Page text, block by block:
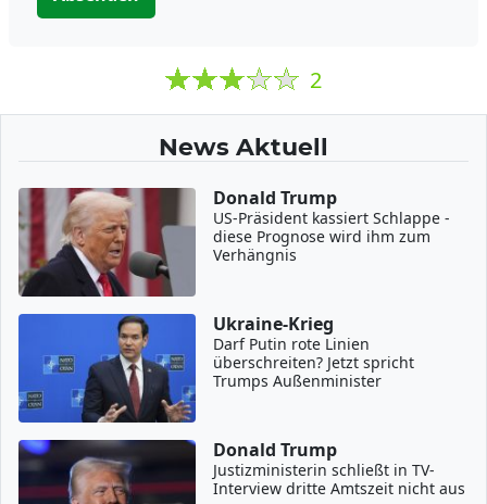
2
News Aktuell
Donald Trump
US-Präsident kassiert Schlappe -
diese Prognose wird ihm zum
Verhängnis
Ukraine-Krieg
Darf Putin rote Linien
überschreiten? Jetzt spricht
Trumps Außenminister
Donald Trump
Justizministerin schließt in TV-
Interview dritte Amtszeit nicht aus